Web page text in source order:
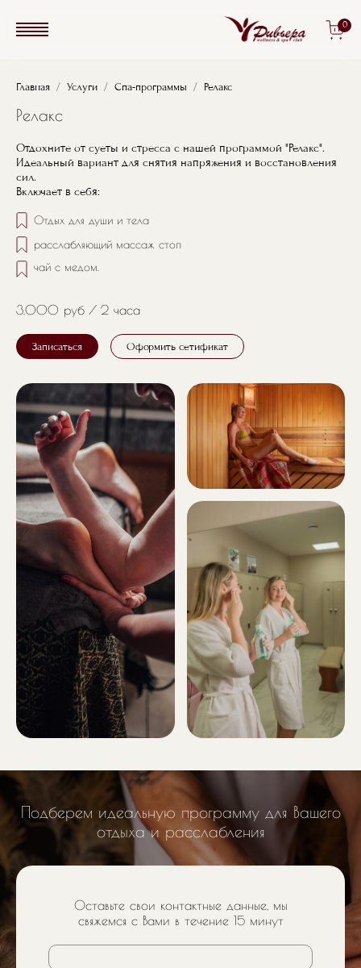
0
Строка навигации
Главная Услуги Спа-программы Релакс
Релакс
Отдохните от суеты и стресса с нашей программой "Релакс".
Идеальный вариант для снятия напряжения и восстановления
сил.
Включает в себя:
Отдых для души и тела
расслабляющий массаж стоп
чай с медом.
3.000 руб 2 часа
Записаться Оформить сетификат
Подберем идеальную программу для Вашего
отдыха и расслабления
Оставьте свои контактные данные, мы
свяжемся с Вами в течение 15 минут